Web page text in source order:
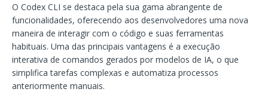
O Codex CLI se destaca pela sua gama abrangente de
funcionalidades, oferecendo aos desenvolvedores uma nova
maneira de interagir com o código e suas ferramentas
habituais. Uma das principais vantagens é a execução
interativa de comandos gerados por modelos de IA, o que
simplifica tarefas complexas e automatiza processos
anteriormente manuais.